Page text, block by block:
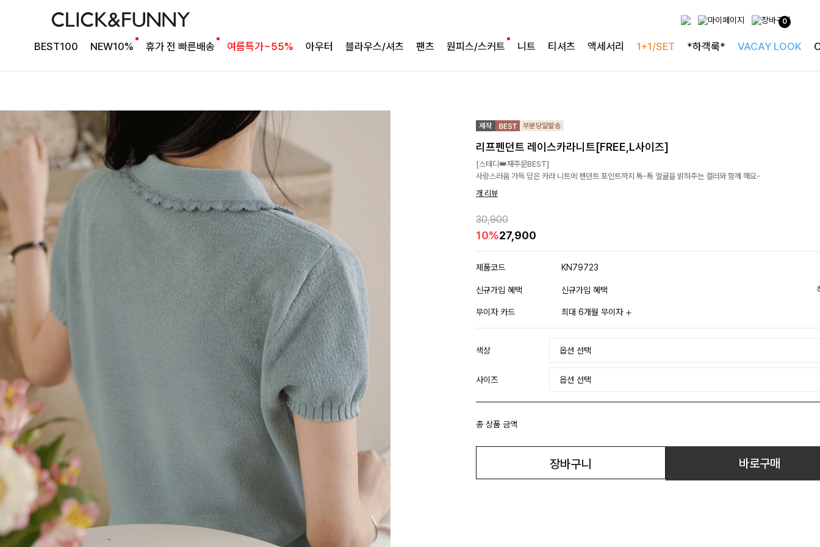
0
BEST100 NEW10% 휴가 전 빠른배송 여름특가~55% 아우터 블라우스/셔츠 팬츠 원피스/스커트 니트 티셔츠 액세서리 1+1/SET *하객룩* VACAY LOOK
리프펜던트 레이스카라니트[FREE,L사이즈]
[스테디👑재주문BEST]
사랑스러움 가득 담은 카라 니트에 펜던트 포인트까지 톡-톡 얼굴을 밝혀주는 컬러와 함께 해요-
개 리뷰
30,900
10%27,900
제품코드 KN79723
신규가입 혜택 신규가입 혜택
무이자 카드 최대 6개월 무이자
색상
사이즈
총 상품 금액
장바구니 바로구매